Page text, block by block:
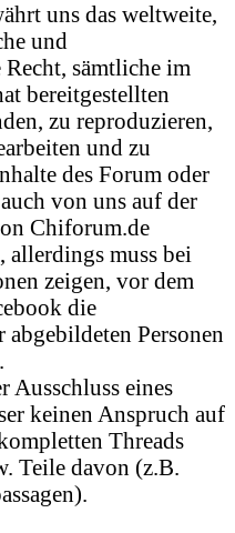
uns das weltweite,
und
sämtliche im
bereitgestellten
zu reproduzieren,
und zu
des Forum oder
von uns auf der
Chiforum.de
allerdings muss bei
zeigen, vor dem
die
Personen
Ausschluss eines
keinen Anspruch auf
Threads
Teile davon (z.B.